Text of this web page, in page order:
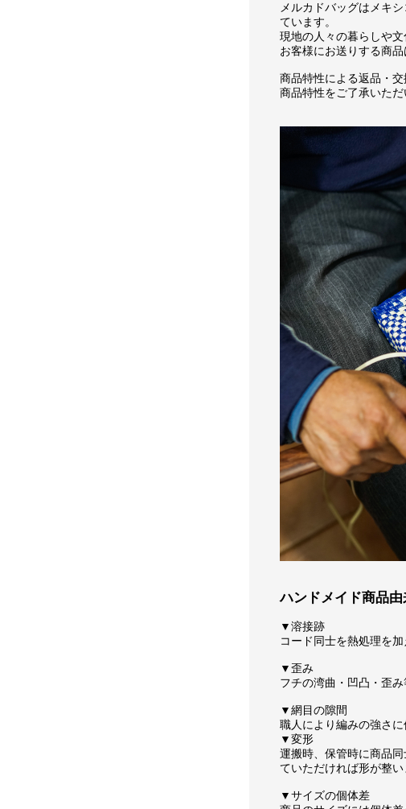
メルカドバッグはメキ
ています。
現地の人々の暮らしや
お客様にお送りする商
商品特性による返品・
商品特性をご了承いただ
ハンドメイド商品
▼溶接跡
コード同士を熱処理を
▼歪み
フチの湾曲・凹凸・歪
▼網目の隙間
職人により編みの強さ
▼変形
運搬時、保管時に商品
ていただければ形が整
▼サイズの個体差